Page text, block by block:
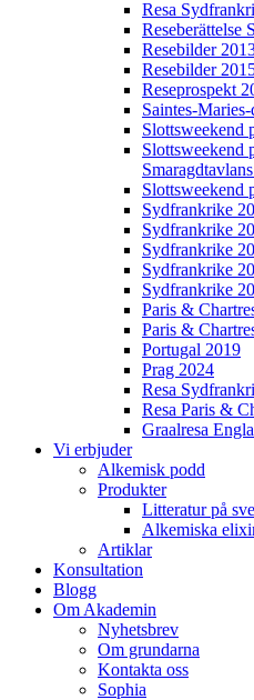
Resa
Reseberättelse
Resebilder
Resebilder
Reseprospekt
Saintes-
Slottsweekend
Slottsweekend
Slottsweekend
Sydfrankrike
Sydfrankrike
Sydfrankrike
Sydfrankrike
Sydfrankrike
Paris &
Paris &
Portugal 2019
Prag 2024
Resa
Resa Paris &
Graalresa
Vi erbjuder
Alkemisk podd
Produkter
Litteratur på
Alkemiska
Artiklar
Konsultation
Blogg
Om Akademin
Nyhetsbrev
Om grundarna
Kontakta oss
Sophia